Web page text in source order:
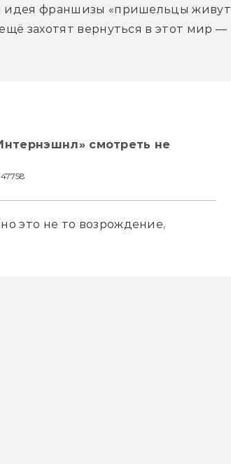
идея франшизы «пришельцы живут
захотят вернуться в этот мир —
смотреть не
47758
это не то возрождение,